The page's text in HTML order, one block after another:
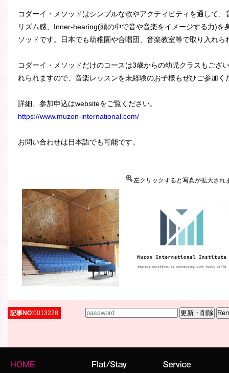
コダーイ・メソッドはシンプルな歌やアクティビティを通して
リズム感、Inner-hearing(頭の中で音や音楽をイメージする力)を
ソッドです。日本でも幼稚園や合唱団、音楽教室等で取り入れら
コダーイ・メソッドだけのコースは3歳からの幼児クラスもござ
れられますので、音楽レッスンを未経験のお子様もぜひご参加く
詳細、参加申込はwebsiteをご覧ください。
https://www.muzon-international.com/
お問い合わせは日本語でも可能です。
左クリックすると写真が拡大され
記事NO:0013228